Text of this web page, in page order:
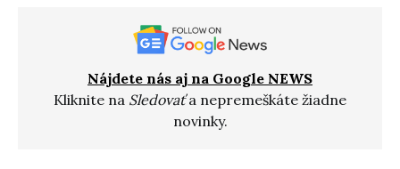
Nájdete nás aj na Google NEWS
Kliknite na Sledovaťa nepremeškáte žiadne
novinky.